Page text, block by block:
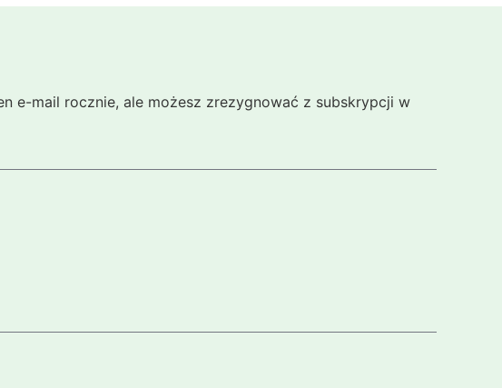
e-mail rocznie, ale możesz zrezygnować z subskrypcji w